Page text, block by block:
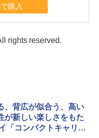
rights reserved.
、背広が似合う、高い
が新しい楽しさをもた
「コンパクトキャリー